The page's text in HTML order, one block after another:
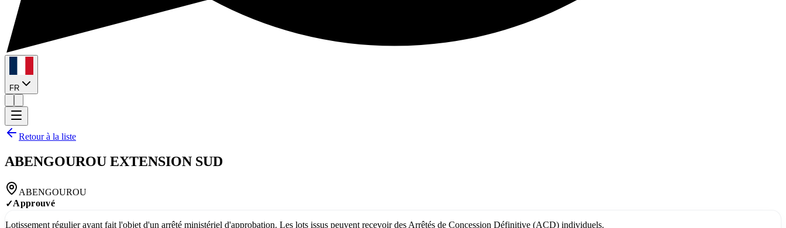
FR
Retour à la liste
ABENGOUROU EXTENSION SUD
ABENGOUROU
✓Approuvé
Lotissement régulier ayant fait l'objet d'un arrêté ministériel d'approbation. Les lots issus peuvent recevoir des Arrêtés de Concession Définitive (ACD) individuels.